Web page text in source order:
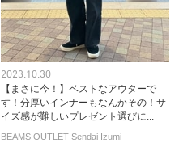
2023.10.30
【まさに今！】ベストなアウターで
す！分厚いインナーもなんかその！サ
イズ感が難しいプレゼント選びに...
BEAMS OUTLET Sendai Izumi